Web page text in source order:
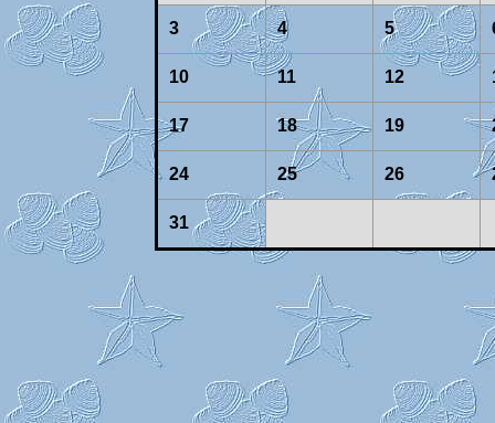
3 4 5
10 11 12
17 18 19
24 25 26
31